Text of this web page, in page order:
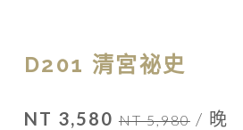
D201 清宮祕史
NT 3,580 NT 5,980 / 晚